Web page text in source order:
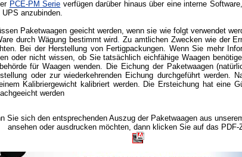
PCE-PM Serie verfügen darüber hinaus über eine interne
anzubinden.
Paketwaagen geeicht werden, wenn sie wie folgt verwendet
durch Wägung bestimmt wird.Zu amtlichen Zwecken wie der
Bei der Herstellung von Fertigpackungen. Wenn Sie mehr
oder nicht wissen, ob Sie tatsächlich eichfähige Waagen
für Waagen wenden. Die Eichung der Paketwaagen
oder zur wiederkehrenden Eichung durchgeführt werden.
Kalibriergewicht kalibriert werden. Die Ersteichung hat eine
werden
Sie sich den entsprechenden Auszug der Paketwaagen aus
ansehen oder ausdrucken möchten, dann klicken Sie auf das PDF-